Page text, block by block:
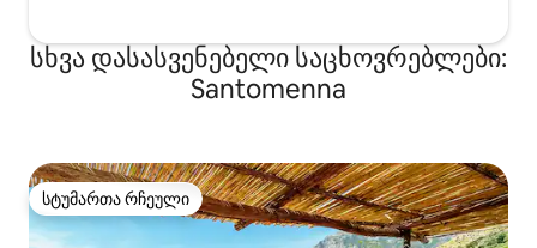
სხვა დასასვენებელი საცხოვრებლები:
Santomenna
სტუმართა რჩეული
სტუმართა რჩეული